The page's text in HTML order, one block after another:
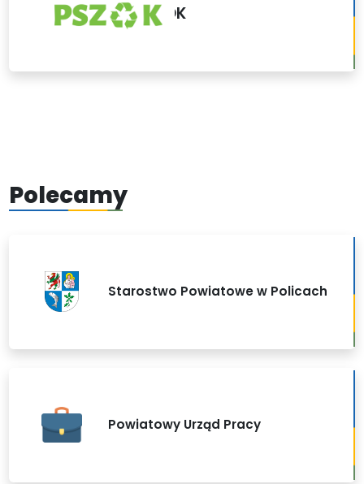
PSZOK
Polecamy
Starostwo Powiatowe w Policach
Powiatowy Urząd Pracy